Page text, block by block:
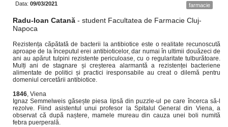
Data: 09/03/2021 farmacie
Radu-Ioan Catană - student Facultatea de Farmacie Cluj-
Napoca
Rezistența căpătată de bacterii la antibiotice este o realitate recunoscută
aproape de la începutul erei antibioticelor, dar numai în ultimii douăzeci de
ani au apărut tulpini rezistente periculoase, cu o regularitate tulburătoare.
Mulți ani de stagnare și creșterea alarmantă a rezistenței bacteriene
alimentate de politici și practici iresponsabile au creat o dilemă pentru
domeniul cercetării antibiotice.
1846, Viena
Ignaz Semmelweis găsește piesa lipsă din puzzle-ul pe care încerca să-l
rezolve. Fiind asistentul unui profesor la Spitalul General din Viena, a
observat că după naștere, mamele mureau din cauza unei boli numită
febra puerperală.